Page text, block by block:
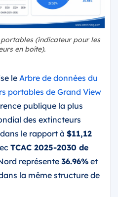
(indicateur pour les
en boîte).
le Arbre de données du
portables de Grand View
publique la plus
des extincteurs
le rapport à $11,12
TCAC 2025-2030 de
représente 36.96% et
la même structure de